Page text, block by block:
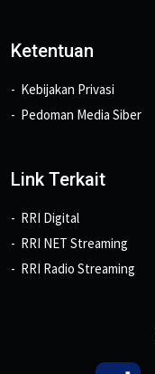
Ketentuan
Kebijakan Privasi
Pedoman Media Siber
Link Terkait
RRI Digital
RRI NET Streaming
RRI Radio Streaming